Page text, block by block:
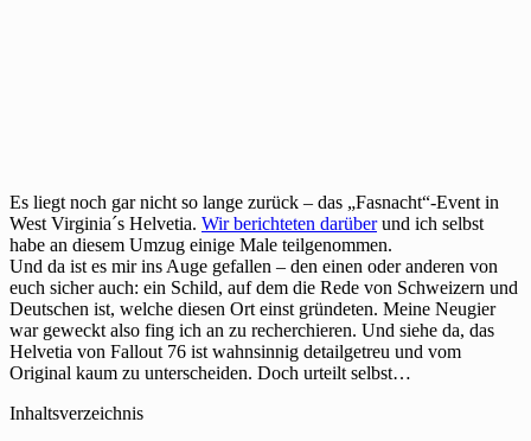
Es liegt noch gar nicht so lange zurück – das „Fasnacht“-Event in
West Virginia´s Helvetia. Wir berichteten darüberund ich selbst
habe an diesem Umzug einige Male teilgenommen.
Und da ist es mir ins Auge gefallen – den einen oder anderen von
euch sicher auch: ein Schild, auf dem die Rede von Schweizern und
Deutschen ist, welche diesen Ort einst gründeten. Meine Neugier
war geweckt also fing ich an zu recherchieren. Und siehe da, das
Helvetia von Fallout 76 ist wahnsinnig detailgetreu und vom
Original kaum zu unterscheiden. Doch urteilt selbst…
Inhaltsverzeichnis